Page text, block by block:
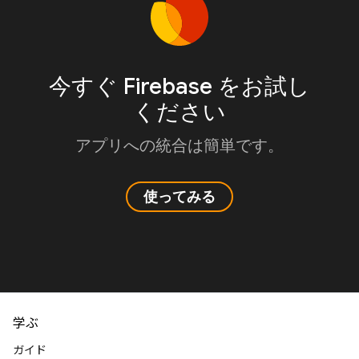
今すぐ Firebase をお試し
ください
アプリへの統合は簡単です。
使ってみる
学ぶ
ガイド